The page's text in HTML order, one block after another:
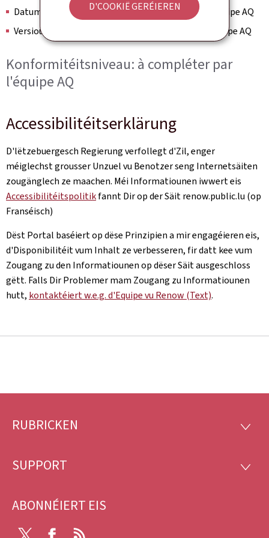
D'COOKIË GERÉIEREN
Datum vun der Iwwerpréifung: à compléter par l'équipe AQ
Versioun vum Bezuchsmodell: à compléter par l'équipe AQ
Konformitéitsniveau: à compléter par
l'équipe AQ
Accessibilitéitserklärung
D'lëtzebuergesch Regierung verfollegt d'Zil, enger
méiglechst grousser Unzuel vu Benotzer seng Internetsäiten
zougänglech ze maachen. Méi Informatiounen iwwert eis
Accessibilitéitspolitikfannt Dir op der Säit renow.public.lu (op
Franséisch)
Dëst Portal baséiert op dëse Prinzipien a mir engagéieren eis,
d'Disponibilitéit vum Inhalt ze verbesseren, fir datt kee vum
Zougang zu den Informatiounen op dëser Säit ausgeschloss
gëtt. Falls Dir Problemer mam Zougang zu Informatiounen
hutt, kontaktéiert w.e.g. d'Equipe vu Renow (Text).
Fousszeil
RUBRICKEN
SUPPORT
ABONNÉIERT EIS
Facebook